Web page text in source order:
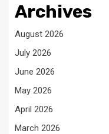
Archives
August 2026
July 2026
June 2026
May 2026
April 2026
March 2026